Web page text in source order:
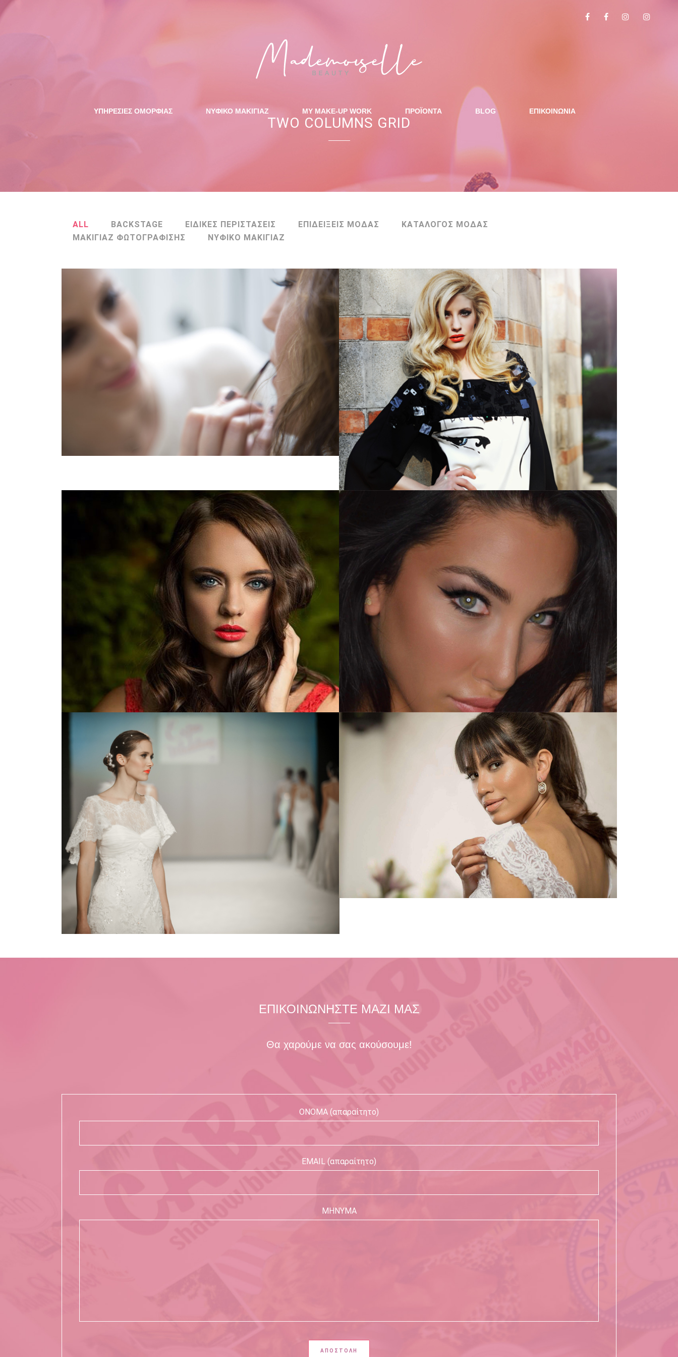
ΥΠΗΡΕΣΙΕΣ ΟΜΟΡΦΙΑΣ NYΦΙΚΟ ΜΑΚΙΓΙΑΖ MY MAKE-UP WORK ΠΡΟΪΟΝΤΑ BLOG ΕΠΙΚΟΙΝΩΝΙΑ
TWO COLUMNS GRID
ALL BACKSTAGE ΕΙΔΙΚΕΣ ΠΕΡΙΣΤΑΣΕΙΣ ΕΠΙΔΕΙΞΕΙΣ ΜΟΔΑΣ
ΚΑΤΑΛΟΓΟΣ ΜΟΔΑΣ
ΜΑΚΙΓΙΑΖ ΦΩΤΟΓΡΑΦΙΣΗΣ
ΝΥΦΙΚΟ ΜΑΚΙΓΙΑΖ
BACKSTAGE
FASHION
ΚΑΤΑΛΟΓΟΣ ΜΟΔΑΣ
Zoom
BEAUTY
ΜΑΚΙΓΙΑΖ ΦΩΤΟΓΡΑΦΙΣΗΣ
Zoom View
SPECIAL EVENT
ΕΙΔΙΚΕΣ ΠΕΡΙΣΤΑΣΕΙΣ
Zoom
ΕΠΙΔΕΙΞΕΙΣ ΜΟΔΑΣ
BRIDAL MAKE-UP
ΝΥΦΙΚΟ ΜΑΚΙΓΙΑΖ
View
ΕΠΙΚΟΙΝΩΝΗΣΤΕ ΜΑΖΙ ΜΑΣ
Θα χαρούμε να σας ακούσουμε!
ΟΝΟΜΑ (απαραίτητο)
EMAIL (απαραίτητο)
ΜΗΝΥΜΑ